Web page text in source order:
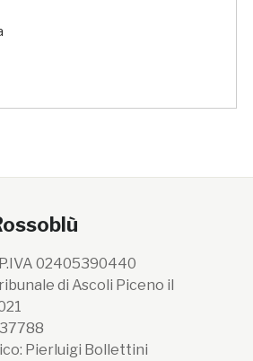
P.IVA 02405390440
di Ascoli Piceno il
Pierluigi Bollettini